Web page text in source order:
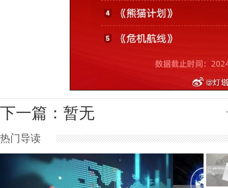
下一篇：暂无
热门导读